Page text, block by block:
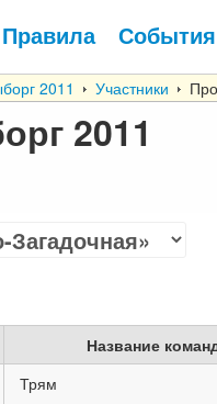
Правила События
2011 Участники
2011
Название
Трям